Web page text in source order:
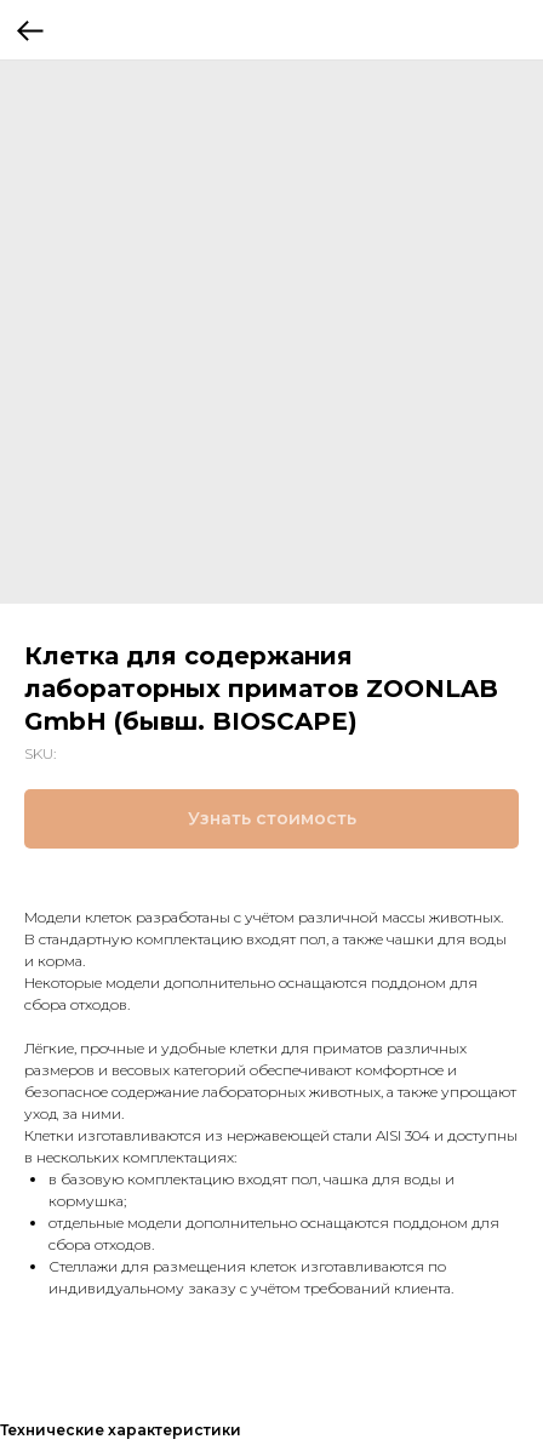
Клетка для содержания
лабораторных приматов ZOONLAB
GmbH (бывш. BIOSCAPE)
SKU:
Узнать стоимость
Модели клеток разработаны с учётом различной массы животных.
В стандартную комплектацию входят пол, а также чашки для воды
и корма.
Некоторые модели дополнительно оснащаются поддоном для
сбора отходов.
Лёгкие, прочные и удобные клетки для приматов различных
размеров и весовых категорий обеспечивают комфортное и
безопасное содержание лабораторных животных, а также упрощают
уход за ними.
Клетки изготавливаются из нержавеющей стали AISI 304 и доступны
в нескольких комплектациях:
в базовую комплектацию входят пол, чашка для воды и
кормушка;
отдельные модели дополнительно оснащаются поддоном для
сбора отходов.
Стеллажи для размещения клеток изготавливаются по
индивидуальному заказу с учётом требований клиента.
Технические характеристики